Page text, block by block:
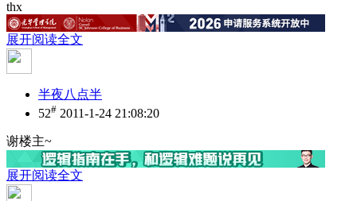
thx
展开阅读全文
半夜八点半
52# 2011-1-24 21:08:20
谢楼主~
展开阅读全文